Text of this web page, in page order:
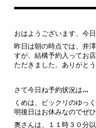
おはようございます、今
昨日は朝の時点では、井
すが、結構予約入ってお
ただきました。ありがと
さて今日ね予約状況は…
くめは、ビックリのゆっ
明後日はお休みなのでぜ
奥さんは、１１時３０分以